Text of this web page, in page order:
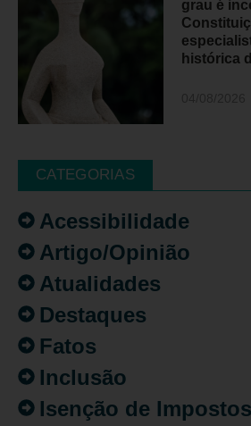
grau é
histórica
CATEGORIAS
Acessibilidade
Artigo/Opinião
Atualidades
Destaques
Fatos
Inclusão
Isenção de Impostos